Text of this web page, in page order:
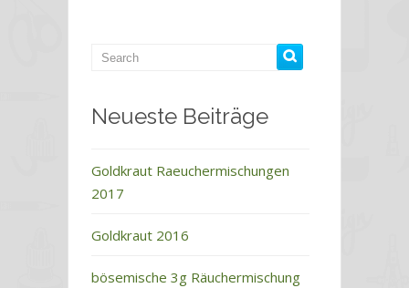
Neueste Beiträge
Goldkraut Raeuchermischungen
2017
Goldkraut 2016
bösemische 3g Räuchermischung